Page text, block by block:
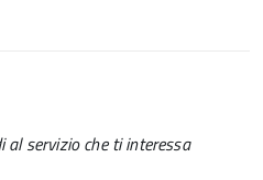
al servizio che ti interessa